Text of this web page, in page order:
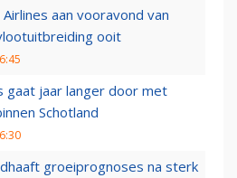
Airlines aan vooravond van
ooit
gaat jaar langer door met
Schotland
groeiprognoses na sterk